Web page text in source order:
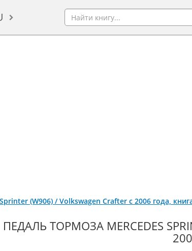
(W906) / Volkswagen Crafter с 2006 года,
ПЕДАЛЬ ТОРМОЗА MERCEDES